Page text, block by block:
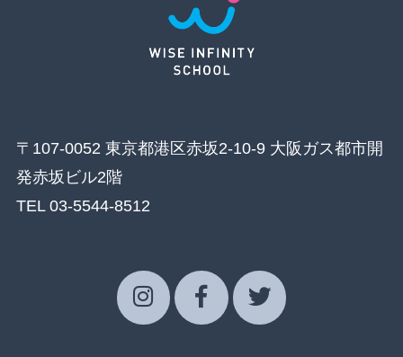
〒107-0052 東京都港区赤坂2-10-9 大阪ガス都市開
発赤坂ビル2階
TEL 03-5544-8512